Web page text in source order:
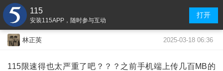
115
安装115APP，随时参与互动
打开
林正英 2025-03-18 06:36
115限速得也太严重了吧？？？之前手机端上传几百MB的